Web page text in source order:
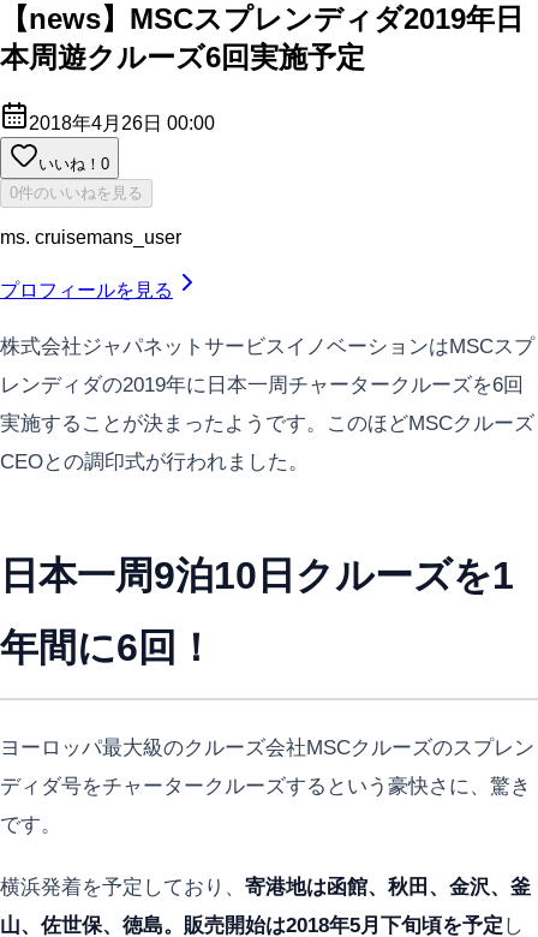
【news】MSCスプレンディダ2019年日
本周遊クルーズ6回実施予定
2018年4月26日 00:00
いいね！ 0
0件のいいねを見る
ms. cruisemans_user
プロフィールを見る
株式会社ジャパネットサービスイノベーションはMSCスプ
レンディダの2019年に日本一周チャータークルーズを6回
実施することが決まったようです。このほどMSCクルーズ
CEOとの調印式が行われました。
日本一周9泊10日クルーズを1
年間に6回！
ヨーロッパ最大級のクルーズ会社MSCクルーズのスプレン
ディダ号をチャータークルーズするという豪快さに、驚き
です。
横浜発着を予定しており、 寄港地は函館、秋田、金沢、釜
山、佐世保、徳島。販売開始は2018年5月下旬頃を予定 し